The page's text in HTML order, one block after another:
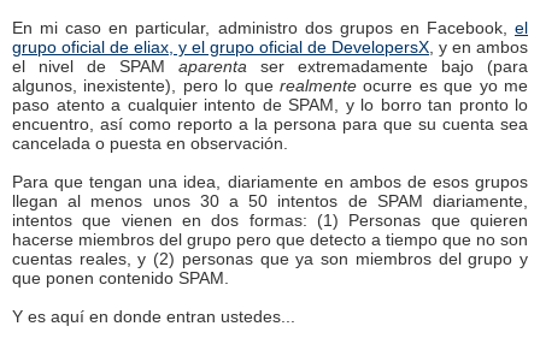
En mi caso en particular, administro dos grupos en Facebook, el
grupo oficial de eliax, y el grupo oficial de DevelopersX , y en ambos
el nivel de SPAM aparenta ser extremadamente bajo (para
algunos, inexistente), pero lo que realmente ocurre es que yo me
paso atento a cualquier intento de SPAM, y lo borro tan pronto lo
encuentro, así como reporto a la persona para que su cuenta sea
cancelada o puesta en observación.
Para que tengan una idea, diariamente en ambos de esos grupos
llegan al menos unos 30 a 50 intentos de SPAM diariamente,
intentos que vienen en dos formas: (1) Personas que quieren
hacerse miembros del grupo pero que detecto a tiempo que no son
cuentas reales, y (2) personas que ya son miembros del grupo y
que ponen contenido SPAM.
Y es aquí en donde entran ustedes...